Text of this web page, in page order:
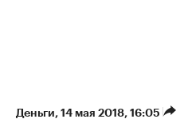
Деньги⁠, 14 мая 2018, 16:05